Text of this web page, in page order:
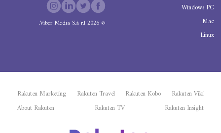
Windows PC
Mac
Linux
©
2026
Viber Media S.à r.l.
Rakuten Viki
Rakuten Kobo
Rakuten Travel
Rakuten Marketing
Rakuten Insight
Rakuten TV
About Rakuten